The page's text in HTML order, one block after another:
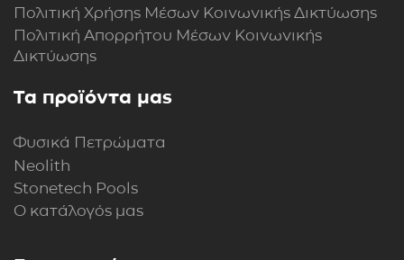
Πολιτική Xρήσης Mέσων Kοινωνικής Δικτύωσης
Πολιτική Απορρήτου Μέσων Κοινωνικής
Δικτύωσης
Τα προϊόντα μας
Φυσικά Πετρώματα
Neolith
Stonetech Pools
Ο κατάλογός μας